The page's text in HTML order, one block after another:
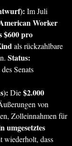
Im Juli
Worker
$600 pro
als rückzahlbare
Status:
Senats
Die$2.000
von
Zolleinnahmen für
umgesetztes
wiederholt, dass